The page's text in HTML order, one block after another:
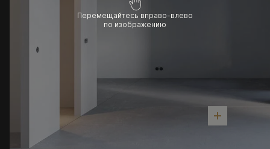
Перемещайтесь вправо-влево
по изображению